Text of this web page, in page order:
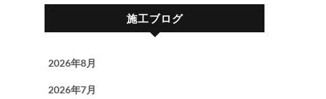
施工ブログ
2026年8月
2026年7月